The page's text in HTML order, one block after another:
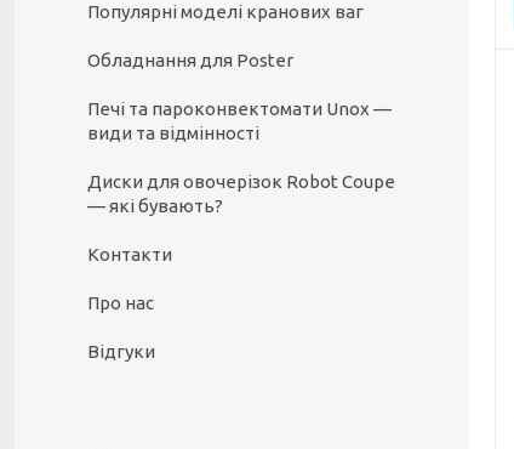
Популярні моделі кранових ваг
Обладнання для Poster
Печі та пароконвектомати Unox —
види та відмінності
Диски для овочерізок Robot Coupe
— які бувають?
Контакти
Про нас
Відгуки